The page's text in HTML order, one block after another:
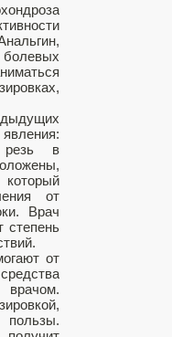
резь в
от
Врач
степень
от